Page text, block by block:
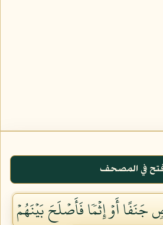
في المصحف
أَوۡ إِثۡمٗا فَأَصۡلَحَ بَيۡنَهُمۡ